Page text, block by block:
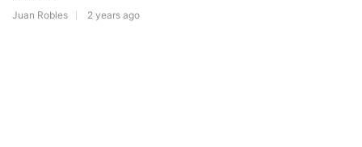
Juan Robles 2 years ago